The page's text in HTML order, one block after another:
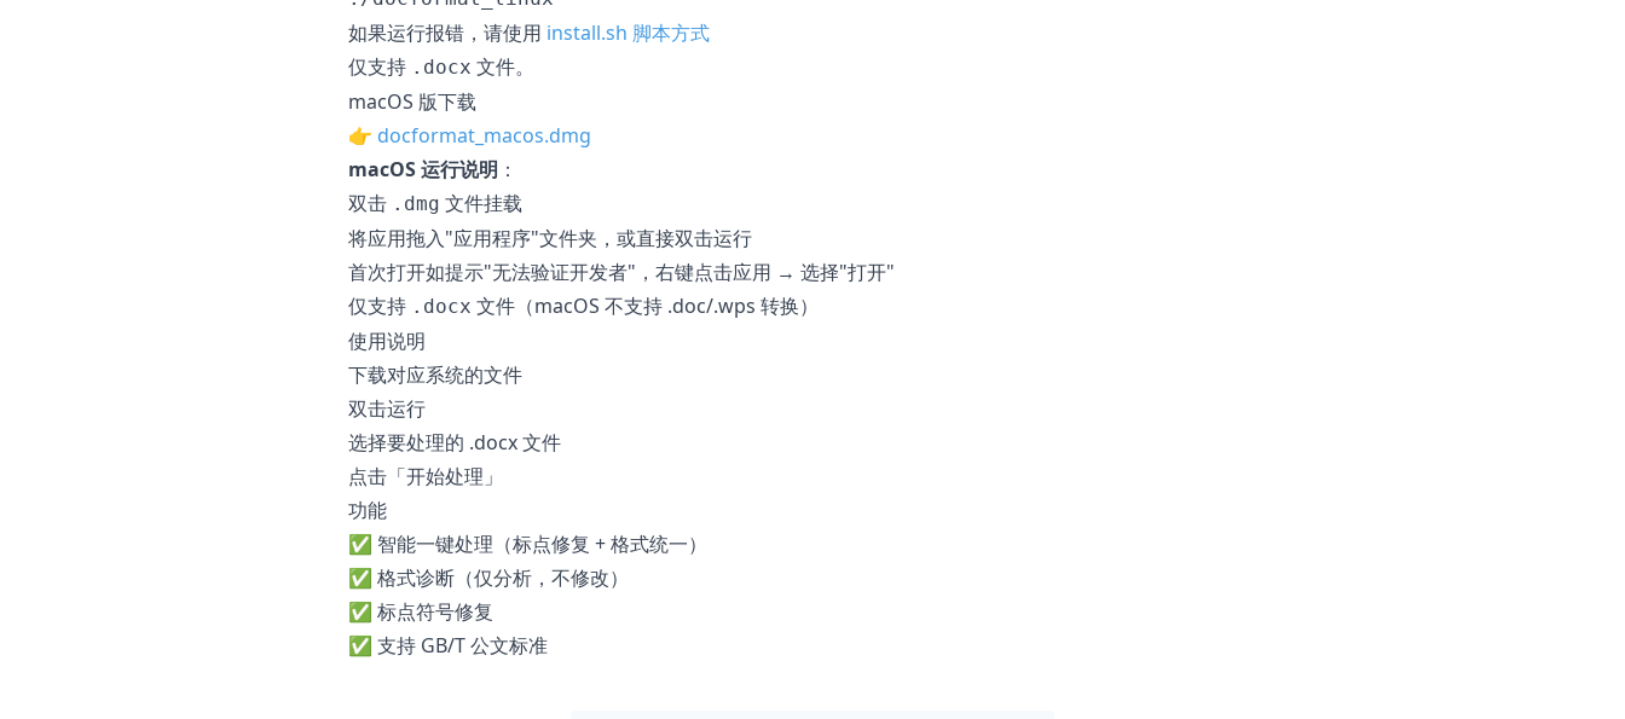
如果运行报错，请使用 install.sh 脚本方式
仅支持 .docx 文件。
macOS 版下载
👉 docformat_macos.dmg
macOS 运行说明 ：
双击 .dmg 文件挂载
将应用拖入"应用程序"文件夹，或直接双击运行
首次打开如提示"无法验证开发者"，右键点击应用 → 选择"打开"
仅支持 .docx 文件（macOS 不支持 .doc/.wps 转换）
使用说明
下载对应系统的文件
双击运行
选择要处理的 .docx 文件
点击「开始处理」
功能
✅ 智能一键处理（标点修复 + 格式统一）
✅ 格式诊断（仅分析，不修改）
✅ 标点符号修复
✅ 支持 GB/T 公文标准